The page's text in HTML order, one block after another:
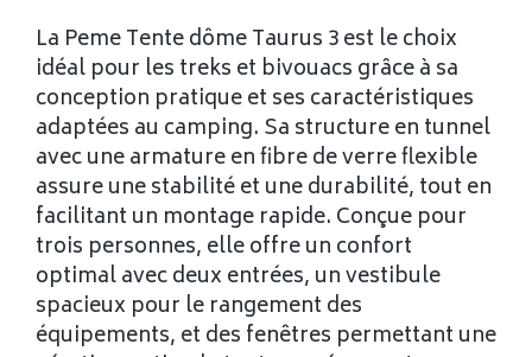
La Peme Tente dôme Taurus 3 est le choix
idéal pour les treks et bivouacs grâce à sa
conception pratique et ses caractéristiques
adaptées au camping. Sa structure en tunnel
avec une armature en fibre de verre flexible
assure une stabilité et une durabilité, tout en
facilitant un montage rapide. Conçue pour
trois personnes, elle offre un confort
optimal avec deux entrées, un vestibule
spacieux pour le rangement des
équipements, et des fenêtres permettant une